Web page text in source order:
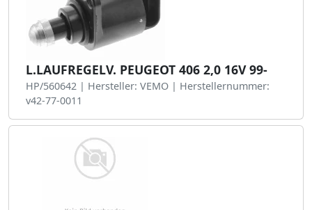
L.LAUFREGELV. PEUGEOT 406 2,0 16V 99-
HP/560642 | Hersteller: VEMO | Herstellernummer:
v42-77-0011